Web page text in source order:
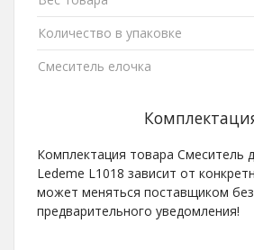
Количество в упаковке
Смеситель елочка
Комплектация товара Смеситель
Ledeme L1018 зависит от
может меняться поставщиком без
предварительного уведомления!